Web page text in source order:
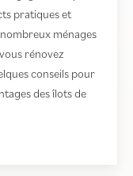
pratiques et
ménages
rénovez
conseils pour
des îlots de